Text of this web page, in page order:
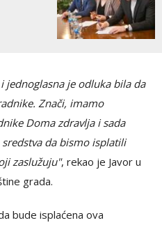
jednoglasna je odluka bila da
Znači, imamo
Doma zdravlja i sada
da bismo isplatili
zaslužuju", rekao je Javor u
grada.
bude isplaćena ova